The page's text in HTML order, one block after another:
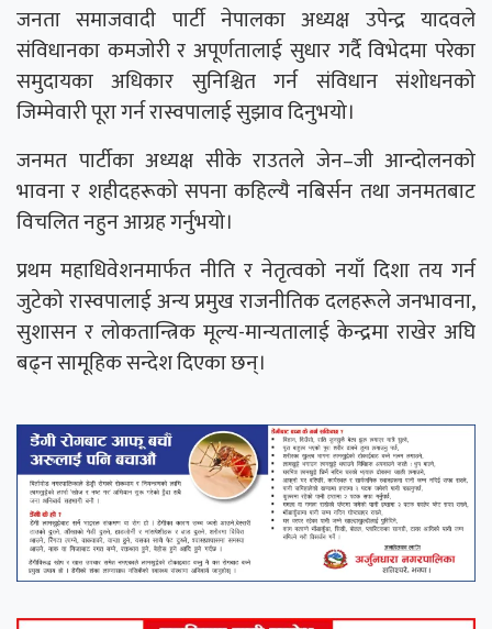
जनता समाजवादी पार्टी नेपालका अध्यक्ष उपेन्द्र यादवले
संविधानका कमजोरी र अपूर्णतालाई सुधार गर्दै विभेदमा परेका
समुदायका अधिकार सुनिश्चित गर्न संविधान संशोधनको
जिम्मेवारी पूरा गर्न रास्वपालाई सुझाव दिनुभयो।
जनमत पार्टीका अध्यक्ष सीके राउतले जेन–जी आन्दोलनको
भावना र शहीदहरूको सपना कहिल्यै नबिर्सन तथा जनमतबाट
विचलित नहुन आग्रह गर्नुभयो।
प्रथम महाधिवेशनमार्फत नीति र नेतृत्वको नयाँ दिशा तय गर्न
जुटेको रास्वपालाई अन्य प्रमुख राजनीतिक दलहरूले जनभावना,
सुशासन र लोकतान्त्रिक मूल्य-मान्यतालाई केन्द्रमा राखेर अघि
बढ्न सामूहिक सन्देश दिएका छन्।